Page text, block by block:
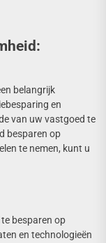
belangrijk
en
van uw vastgoed te
besparen op
te nemen, kunt u
besparen op
en technologieën